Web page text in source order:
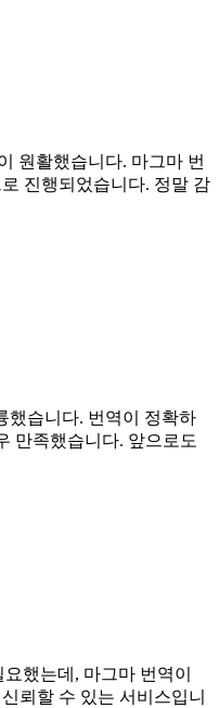
원활했습니다. 마그마 번
진행되었습니다. 정말 감
했습니다. 번역이 정확하
만족했습니다. 앞으로도
했는데, 마그마 번역이
뢰할 수 있는 서비스입니